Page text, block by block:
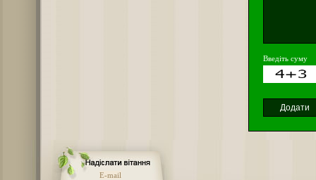
Введіть суму
E-mail